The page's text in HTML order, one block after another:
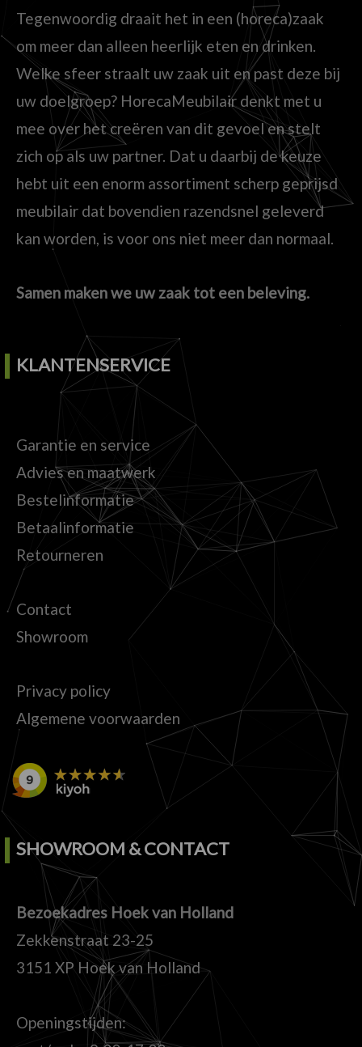
Tegenwoordig draait het in een (horeca)zaak
om meer dan alleen heerlijk eten en drinken.
Welke sfeer straalt uw zaak uit en past deze bij
uw doelgroep? HorecaMeubilair denkt met u
mee over het creëren van dit gevoel en stelt
zich op als uw partner. Dat u daarbij de keuze
hebt uit een enorm assortiment scherp geprijsd
meubilair dat bovendien razendsnel geleverd
kan worden, is voor ons niet meer dan normaal.
Samen maken we uw zaak tot een beleving.
KLANTENSERVICE
Garantie en service
Advies en maatwerk
Bestelinformatie
Betaalinformatie
Retourneren
Contact
Showroom
Privacy policy
Algemene voorwaarden
SHOWROOM & CONTACT
Bezoekadres Hoek van Holland
Zekkenstraat 23-25
3151 XP Hoek van Holland
Openingstijden: